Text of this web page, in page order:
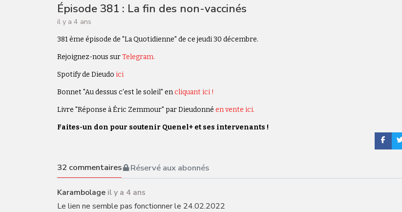
Épisode 381 : La fin des non-vaccinés
il y a 4 ans
381 ème épisode de "La Quotidienne" de ce jeudi 30 décembre.
Rejoignez-nous surTelegram.
Spotify de Dieudo ici
Bonnet "Au dessus c'est le soleil" encliquant ici !
Livre "Réponse à Éric Zemmour" par Dieudonné en vente ici.
Faites-un don pour soutenir Quenel+ et ses intervenants !
32 commentaires Réservé aux abonnés
Karambolage il y a 4 ans
Le lien ne semble pas fonctionner le 24.02.2022